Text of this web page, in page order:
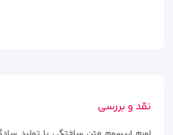
نقد و بررسی